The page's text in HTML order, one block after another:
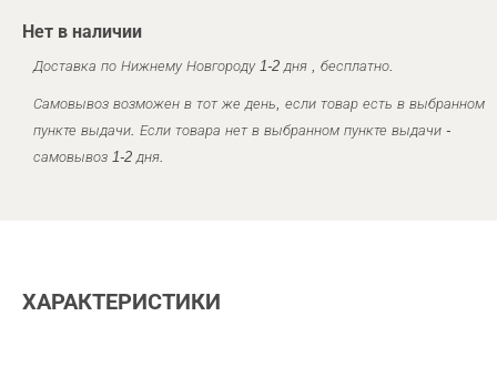
Нет в наличии
Доставка по Нижнему Новгороду 1-2 дня , бесплатно.
Самовывоз возможен в тот же день, если товар есть в выбранном
пункте выдачи. Если товара нет в выбранном пункте выдачи -
самовывоз 1-2 дня.
ХАРАКТЕРИСТИКИ